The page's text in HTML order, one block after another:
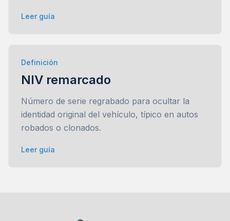
Leer guía
Definición
NIV remarcado
Número de serie regrabado para ocultar la
identidad original del vehículo, típico en autos
robados o clonados.
Leer guía